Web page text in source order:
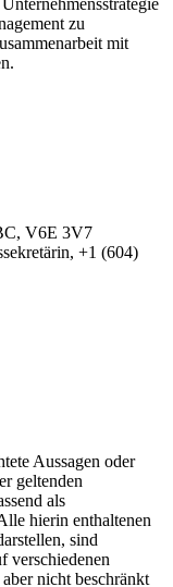
zu
mit
V6E 3V7
+1 (604)
Aussagen oder
geltenden
als
hierin enthaltenen
sind
verschiedenen
nicht beschränkt